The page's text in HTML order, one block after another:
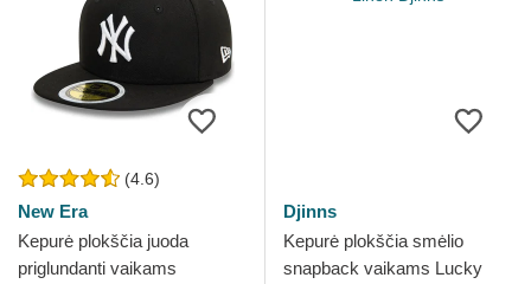
(4.6)
New Era
Kepurė plokščia juoda
priglundanti vaikams
Djinns
Kepurė plokščia smėlio
snapback vaikams Lucky